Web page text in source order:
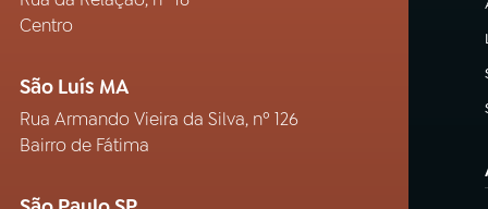
Centro
São Luís MA
Rua Armando Vieira da Silva, nº 126
Bairro de Fátima